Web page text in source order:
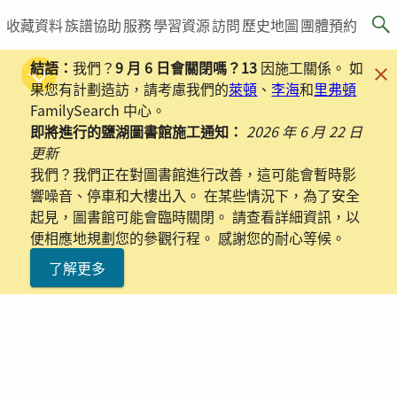
收藏資料族譜協助服務學習資源訪問歷史地圖團體預約
結語：我們？9 月 6 日會關閉嗎？13 因施工關係。 如
果您有計劃造訪，請考慮我們的萊頓 、李海和里弗頓
FamilySearch 中心。
即將進行的鹽湖圖書館施工通知：2026 年 6 月 22 日
更新
我們？我們正在對圖書館進行改善，這可能會暫時影
響噪音、停車和大樓出入。 在某些情況下，為了安全
起見，圖書館可能會臨時關閉。 請查看詳細資訊，以
便相應地規劃您的參觀行程。 感謝您的耐心等候。
了解更多